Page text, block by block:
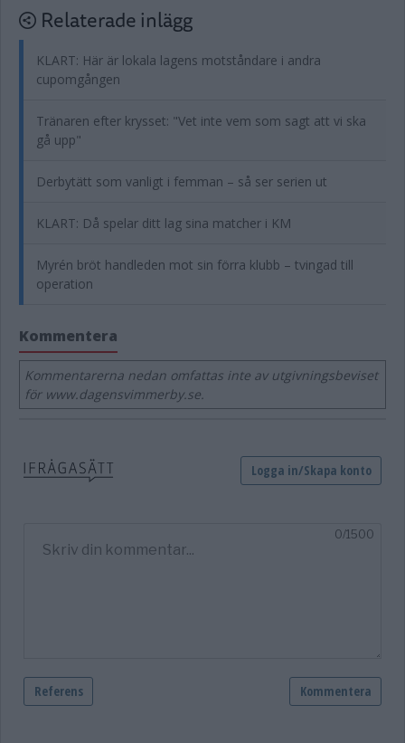
Relaterade inlägg
KLART: Här är lokala lagens motståndare i andra
cupomgången
Tränaren efter krysset: "Vet inte vem som sagt att vi ska
gå upp"
Derbytätt som vanligt i femman – så ser serien ut
KLART: Då spelar ditt lag sina matcher i KM
Myrén bröt handleden mot sin förra klubb – tvingad till
operation
Kommentera
Kommentarerna nedan omfattas inte av utgivningsbeviset
för www.dagensvimmerby.se.